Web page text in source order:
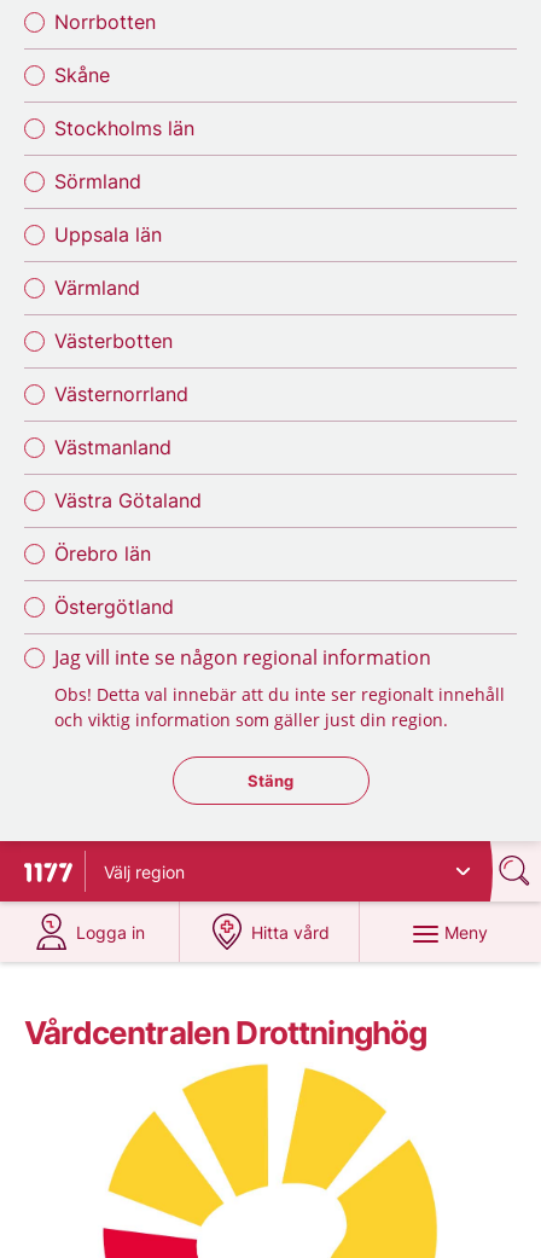
Norrbotten
Skåne
Stockholms län
Sörmland
Uppsala län
Värmland
Västerbotten
Västernorrland
Västmanland
Västra Götaland
Örebro län
Östergötland
Jag vill inte se någon regional information
Obs! Detta val innebär att du inte ser regionalt innehåll
och viktig information som gäller just din region.
Stäng regionsväljaren
Stäng
Till startsidan för 1177
Välj region
Logga in
på 1177.se
Hitta vård
på 1177.se
Meny
Vårdcentralen Drottninghög